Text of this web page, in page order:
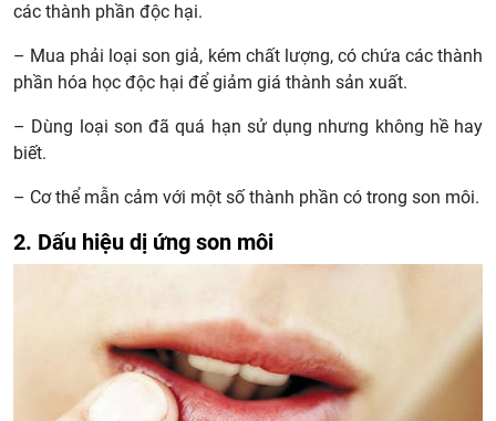
các thành phần độc hại.
– Mua phải loại son giả, kém chất lượng, có chứa các thành
phần hóa học độc hại để giảm giá thành sản xuất.
– Dùng loại son đã quá hạn sử dụng nhưng không hề hay
biết.
– Cơ thể mẫn cảm với một số thành phần có trong son môi.
2. Dấu hiệu dị ứng son môi